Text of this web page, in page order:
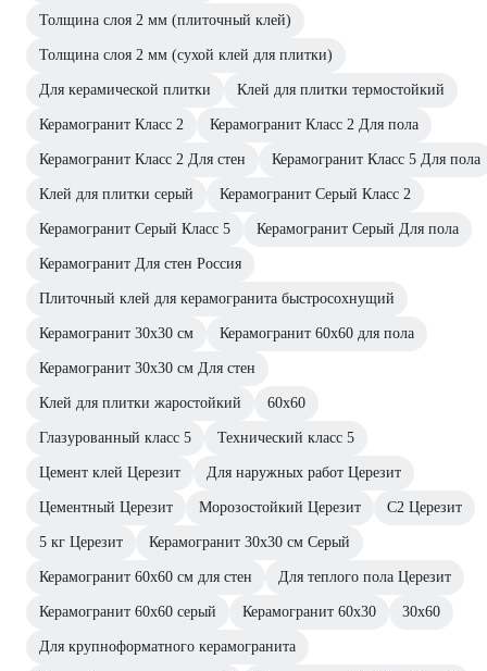
Толщина слоя 2 мм (плиточный клей)
Толщина слоя 2 мм (сухой клей для плитки)
Для керамической плитки Клей для плитки термостойкий
Керамогранит Класс 2 Керамогранит Класс 2 Для пола
Керамогранит Класс 2 Для стен Керамогранит Класс 5 Для пола
Клей для плитки серый Керамогранит Серый Класс 2
Керамогранит Серый Класс 5 Керамогранит Серый Для пола
Керамогранит Для стен Россия
Плиточный клей для керамогранита быстросохнущий
Керамогранит 30x30 см Керамогранит 60х60 для пола
Керамогранит 30х30 см Для стен
Клей для плитки жаростойкий 60x60
Глазурованный класс 5 Технический класс 5
Цемент клей Церезит Для наружных работ Церезит
Цементный Церезит Морозостойкий Церезит С2 Церезит
5 кг Церезит Керамогранит 30x30 см Серый
Керамогранит 60х60 см для стен Для теплого пола Церезит
Керамогранит 60х60 серый Керамогранит 60х30 30x60
Для крупноформатного керамогранита